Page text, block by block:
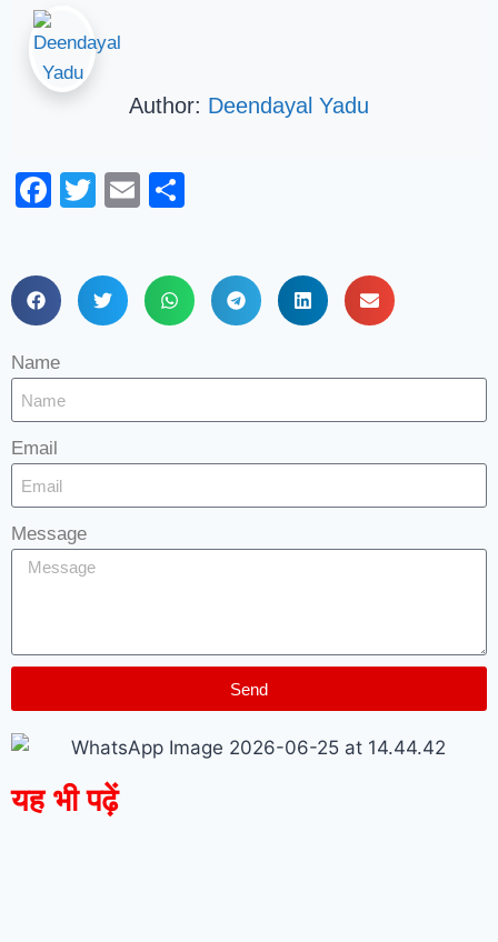
Author: Deendayal Yadu
Facebook
TwitterEmail
Name
Email
Message
Send
यह भी पढ़ें